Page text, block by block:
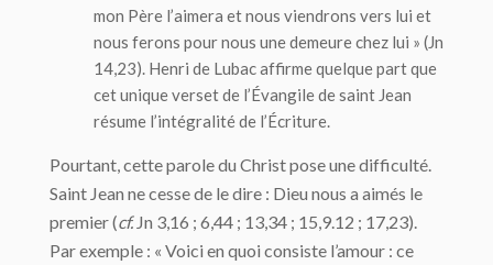
mon Père l’aimera et nous viendrons vers lui et
nous ferons pour nous une demeure chez lui » (Jn
14,23). Henri de Lubac affirme quelque part que
cet unique verset de l’Évangile de saint Jean
résume l’intégralité de l’Écriture.
Pourtant, cette parole du Christ pose une difficulté.
Saint Jean ne cesse de le dire : Dieu nous a aimés le
premier (cf. Jn 3,16 ; 6,44 ; 13,34 ; 15,9.12 ; 17,23).
Par exemple : « Voici en quoi consiste l’amour : ce